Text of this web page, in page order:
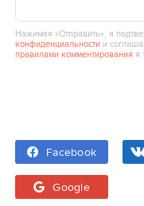
Нажимая «Отправить», я
конфиденциальности и
правилами комментирования я
Facebook
Google